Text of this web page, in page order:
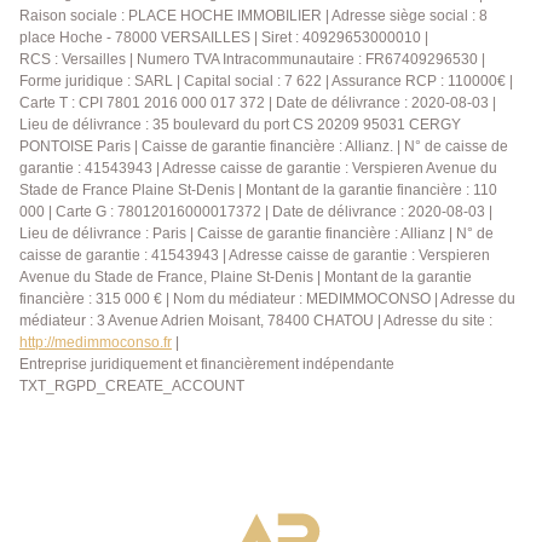
Raison sociale : PLACE HOCHE IMMOBILIER | Adresse siège social : 8
place Hoche - 78000 VERSAILLES | Siret : 40929653000010 |
RCS : Versailles | Numero TVA Intracommunautaire : FR67409296530 |
Forme juridique : SARL | Capital social : 7 622 | Assurance RCP : 110000€ |
Carte T : CPI 7801 2016 000 017 372 | Date de délivrance : 2020-08-03 |
Lieu de délivrance : 35 boulevard du port CS 20209 95031 CERGY
PONTOISE Paris | Caisse de garantie financière : Allianz. | N° de caisse de
garantie : 41543943 | Adresse caisse de garantie : Verspieren Avenue du
Stade de France Plaine St-Denis | Montant de la garantie financière : 110
000 | Carte G : 78012016000017372 | Date de délivrance : 2020-08-03 |
Lieu de délivrance : Paris | Caisse de garantie financière : Allianz | N° de
caisse de garantie : 41543943 | Adresse caisse de garantie : Verspieren
Avenue du Stade de France, Plaine St-Denis | Montant de la garantie
financière : 315 000 € | Nom du médiateur : MEDIMMOCONSO | Adresse du
médiateur : 3 Avenue Adrien Moisant, 78400 CHATOU | Adresse du site :
http://medimmoconso.fr |
Entreprise juridiquement et financièrement indépendante
TXT_RGPD_CREATE_ACCOUNT